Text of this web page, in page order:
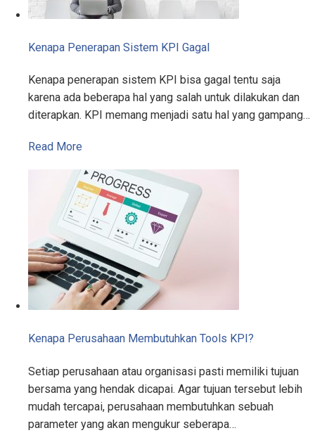
Kenapa Penerapan Sistem KPI Gagal
Kenapa penerapan sistem KPI bisa gagal tentu saja
karena ada beberapa hal yang salah untuk dilakukan dan
diterapkan. KPI memang menjadi satu hal yang gampang…
Read More
Kenapa Perusahaan Membutuhkan Tools KPI?
Setiap perusahaan atau organisasi pasti memiliki tujuan
bersama yang hendak dicapai. Agar tujuan tersebut lebih
mudah tercapai, perusahaan membutuhkan sebuah
parameter yang akan mengukur seberapa…